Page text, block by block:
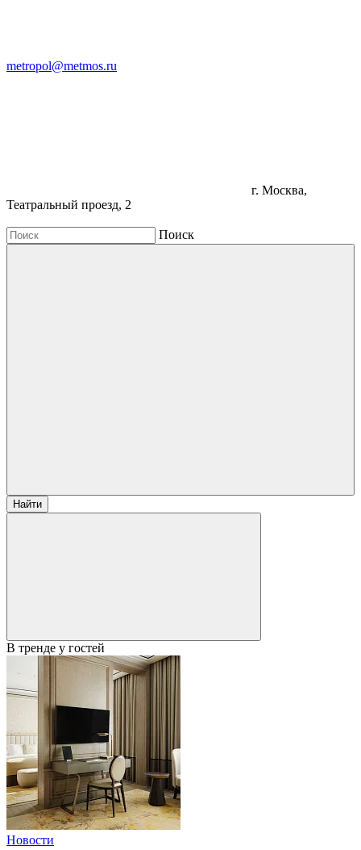
metropol@metmos.ru
г. Москва,
Театральный проезд, 2
Поиск
Найти
В тренде у гостей
Новости